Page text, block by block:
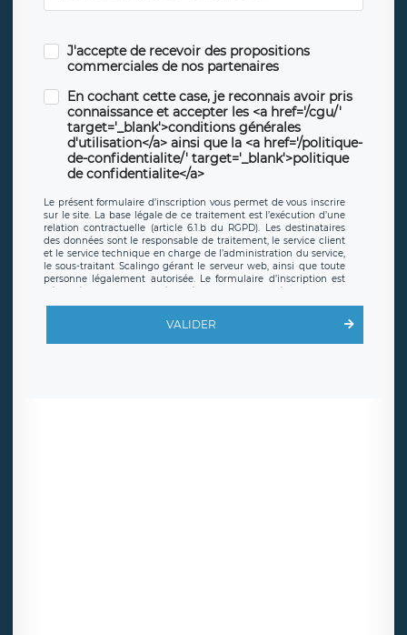
J'accepte de recevoir des propositions
commerciales de nos partenaires
En cochant cette case, je reconnais avoir pris
connaissance et accepter les <a href='/cgu/'
target='_blank'>conditions générales
d'utilisation</a> ainsi que la <a href='/politique-
de-confidentialite/' target='_blank'>politique
de confidentialite</a>
Le présent formulaire d’inscription vous permet de vous inscrire
sur le site. La base légale de ce traitement est l’exécution d’une
relation contractuelle (article 6.1.b du RGPD). Les destinataires
des données sont le responsable de traitement, le service client
et le service technique en charge de l’administration du service,
le sous-traitant Scalingo gérant le serveur web, ainsi que toute
personne légalement autorisée. Le formulaire d’inscription est
offrant desclauses de protection conformes au RGPD. Les
en sollicite la suppression, étant entendu que vous pouvez
demander la suppression de vos données et retirer votre
VALIDER